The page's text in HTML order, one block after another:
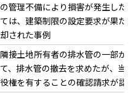
の管理不備により損害が発生した
ては、建築制限の設定要求が果た
却された事例
隣接土地所有者の排水管の一部が
て、排水管の撤去を求めたが、当
役権を有することの確認請求が認